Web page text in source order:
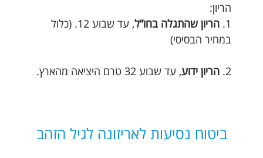
הריון:
1. הריון שהתגלה בחו”ל
, עד שבוע 12. (כלול
במחיר הבסיסי)
2. הריון ידוע, עד שבוע 32 טרם היציאה מהארץ.
ביטוח נסיעות לאריזונה לגיל הזהב